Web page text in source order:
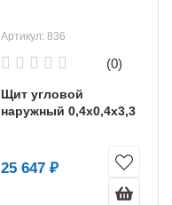
Артикул: 836
(0)
Щит угловой
наружный 0,4х0,4х3,3
25 647 ₽